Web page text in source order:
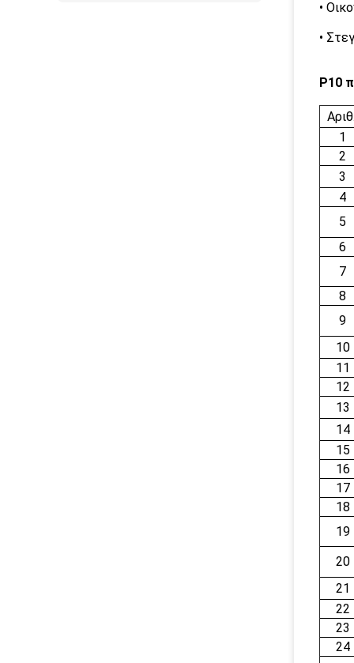
•
•
P10
1
2
3
4
5
6
7
8
9
10
11
12
13
14
15
16
17
18
19
20
21
22
23
24